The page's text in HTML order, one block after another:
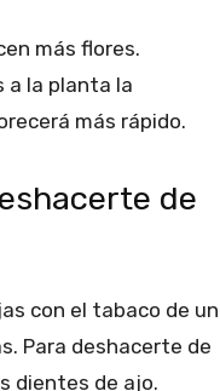
más flores.
a la planta la
más rápido.
de
con el tabaco de un
Para deshacerte de
dientes de ajo.